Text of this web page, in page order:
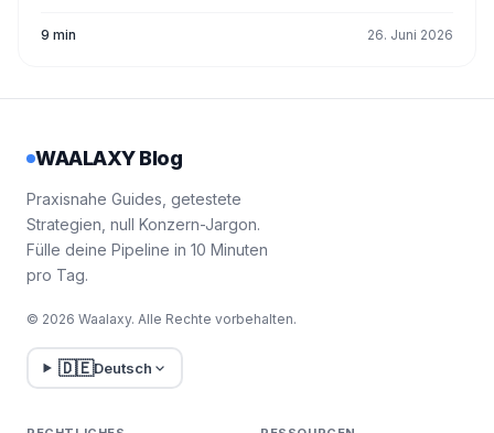
9 min 26. Juni 2026
WAALAXY Blog
Praxisnahe Guides, getestete
Strategien, null Konzern-Jargon.
Fülle deine Pipeline in 10 Minuten
pro Tag.
© 2026 Waalaxy. Alle Rechte vorbehalten.
🇩🇪Deutsch